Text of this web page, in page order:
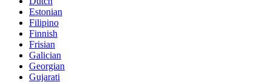
Estonian
Filipino
Finnish
Frisian
Galician
Georgian
Gujarati